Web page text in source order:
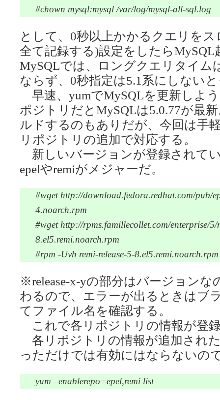
#chown mysql:mysql /var/log/mysql-all-sql.log
として、0秒以上かかるクエリを
全て記録する)設定をしたら
MySQLでは、ロングクエリタイム
ならず、0秒指定は5.1系にしない
早速、yumでMySQLを更新しよ
ポジトリだとMySQLは5.0.77が最
ルドするのもありだが、今回は手
リポジトリの追加で対応する。
新しいバージョンが登録されて
epelやremiがメジャーだ。
#wget http://download.fedora.redhat.com/pub/
4.noarch.rpm
#wget http://rpms.famillecollet.com/enterprise/5/
8.el5.remi.noarch.rpm
#rpm -Uvh remi-release-5-
※release-x-yの部分はバージョン
わるので、エラーが出るときはブ
てファイル名を確認する。
これで各リポジトリの情報が登
各リポジトリの情報が追加され
っただけでは有効にはならないの
yum –enablerepo=epel,remi list